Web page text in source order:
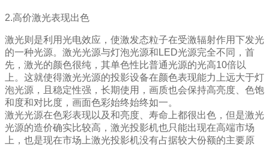
2.高价激光表现出色
激光则是利用光电效应，使激发态粒子在受激辐射作用下发光
的一种光源。激光光源与灯泡光源和LED光源完全不同，首
先，激光的颜色很纯，其单色性比普通光源的光高10倍以
上。这就使得激光光源的投影设备在颜色表现能力上远大于灯
泡光源，且稳定性强，长期使用，画质也会保持高亮度、色饱
和度和对比度，画面色彩始终始终如一。
激光光源在色彩表现以及和亮度、寿命上都很出色，但是激光
光源的造价确实比较高，激光投影机也只能出现在高端市场
上，也是现在市场上激光投影机没有占据较大份额的主要原